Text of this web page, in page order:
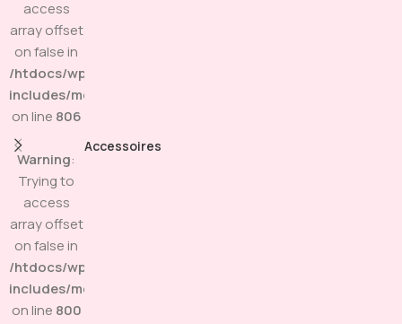
access
array offset
on false in
/htdocs/wp-
includes/media.php
on line 806
Warning:
Trying to
access
array offset
on false in
/htdocs/wp-
includes/media.php
on line 800
Accessoires